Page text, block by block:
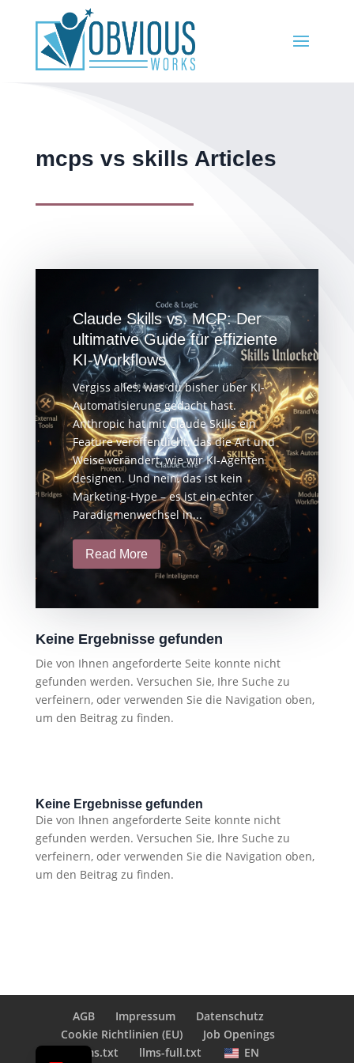
mcps vs skills Articles
Claude Skills vs. MCP: Der
ultimative Guide für effiziente
KI-Workflows
Vergiss alles, was du bisher über KI-
Automatisierung gedacht hast.
Anthropic hat mit Claude Skills ein
Feature veröffentlicht, das die Art und
Weise verändert, wie wir KI-Agenten
designen. Und nein, das ist kein
Marketing-Hype – es ist ein echter
Paradigmenwechsel in...
Read More
Keine Ergebnisse gefunden
Die von Ihnen angeforderte Seite konnte nicht
gefunden werden. Versuchen Sie, Ihre Suche zu
verfeinern, oder verwenden Sie die Navigation oben,
um den Beitrag zu finden.
Keine Ergebnisse gefunden
Die von Ihnen angeforderte Seite konnte nicht
gefunden werden. Versuchen Sie, Ihre Suche zu
verfeinern, oder verwenden Sie die Navigation oben,
um den Beitrag zu finden.
AGB Impressum
Datenschutz
Cookie Richtlinien (EU)
Job Openings
llms.txt
llms-full.txt EN
EN